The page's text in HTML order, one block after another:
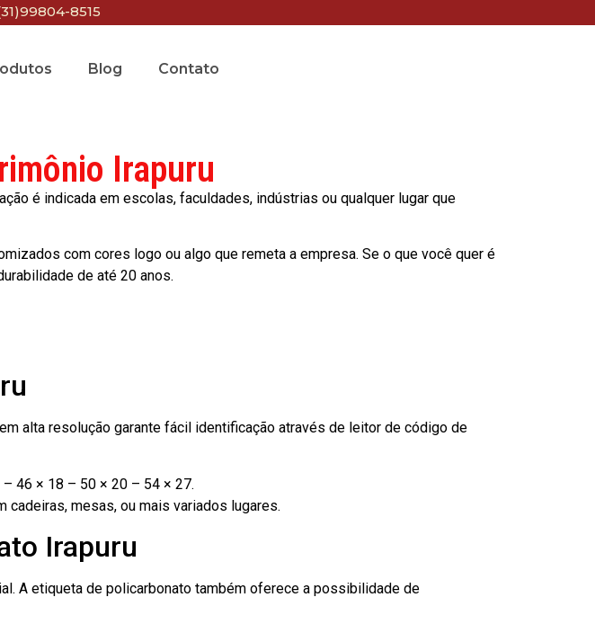
8515
Blog Contato
Irapuru
é indicada em escolas, faculdades, indústrias ou qualquer lugar que
com cores logo ou algo que remeta a empresa. Se o que você quer é
de até 20 anos.
alta resolução garante fácil identificação através de leitor de código de
46 × 18 – 50 × 20 – 54 × 27.
cadeiras, mesas, ou mais variados lugares.
Irapuru
A etiqueta de policarbonato também oferece a possibilidade de